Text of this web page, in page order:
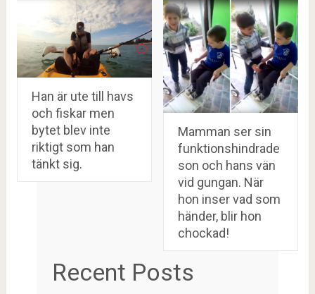
Han är ute till havs
och fiskar men
bytet blev inte
riktigt som han
tänkt sig.
Mamman ser sin
funktionshindrade
son och hans vän
vid gungan. När
hon inser vad som
händer, blir hon
chockad!
Recent Posts